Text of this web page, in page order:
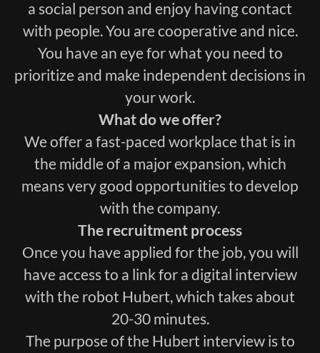
a social person and enjoy having contact
with people. You are cooperative and nice.
You have an eye for what you need to
prioritize and make independent decisions in
your work.
What do we offer?
We offer a fast-paced workplace that is in
the middle of a major expansion, which
means very good opportunities to develop
with the company.
The recruitment process
Once you have applied for the job, you will
have access to a link for a digital interview
with the robot Hubert, which takes about
20-30 minutes.
The purpose of the Hubert interview is to